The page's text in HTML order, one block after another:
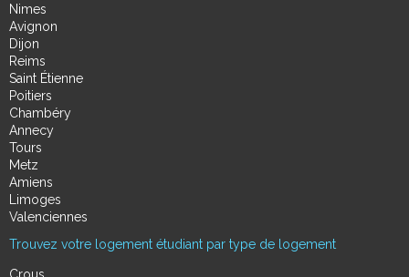
Nimes
Avignon
Dijon
Reims
Saint Étienne
Poitiers
Chambéry
Annecy
Tours
Metz
Amiens
Limoges
Valenciennes
Trouvez votre logement étudiant par type de logement